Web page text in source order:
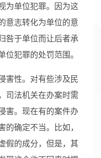
为单位犯罪。因为这
意志转化为单位的意
咎于单位而让后者承
犯罪的处罚范围。
害性。对有些涉及民
司法机关在办案时需
害。现在有的案件办
确定不当。比如，
假的成分，但是，其